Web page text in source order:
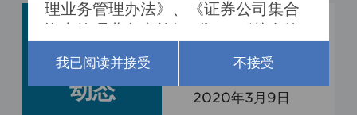
投资
动态
原油大跌对A
股市场的影响
分析
2020年3月9日
理业务管理办法》、《证券公司集合
法》及其他相关法律法规所认定的合
格投资者。
我已阅读并接受 不接受